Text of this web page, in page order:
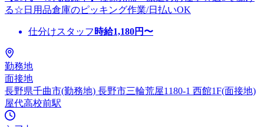
る☆日用品倉庫のピッキング作業/日払いOK
仕分けスタッフ 時給1,180円〜
勤務地
面接地
長野県千曲市(勤務地) 長野市三輪荒屋1180-1 西館1F(面接地)
屋代高校前駅